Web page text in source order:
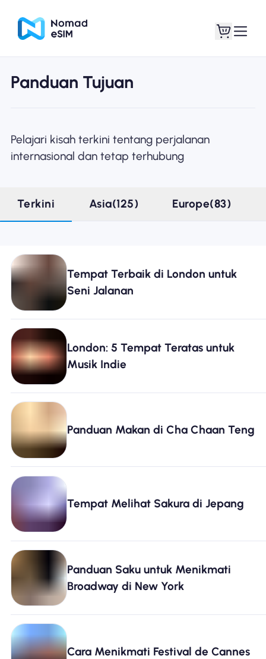
Masuk daftar
Paket Toko
Tentang eSIM
Mengapa Nomad eSIM
Menggunakan eSIM
Untuk bisnis
Panduan Tujuan
Pelajari kisah terkini tentang perjalanan
internasional dan tetap terhubung
Terkini Asia(125) Europe(83)
Tempat Terbaik di London untuk
Seni Jalanan
London: 5 Tempat Teratas untuk
Musik Indie
Panduan Makan di Cha Chaan Teng
Tempat Melihat Sakura di Jepang
Panduan Saku untuk Menikmati
Broadway di New York
Cara Menikmati Festival de Cannes